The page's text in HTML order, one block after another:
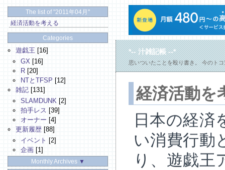
*-- 汁雑記帳 --*
思いついたことを殴り書き。 今のト
The list of "2011年04月"
経済活動を考える
Categories
遊戯王[16]
GX[16]
R[20]
NTとTFSP[12]
雑記[131]
SLAMDUNK[2]
拍手レス[39]
オーナー[4]
更新履歴[88]
イベント[2]
企画[1]
Monthly Archives ▼
経済活動を
日本の経済
い消費行動
り、遊戯王